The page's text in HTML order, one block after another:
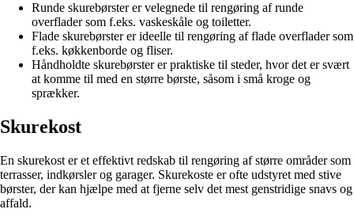
Runde skurebørster er velegnede til rengøring af runde
overflader som f.eks. vaskeskåle og toiletter.
Flade skurebørster er ideelle til rengøring af flade overflader som
f.eks. køkkenborde og fliser.
Håndholdte skurebørster er praktiske til steder, hvor det er svært
at komme til med en større børste, såsom i små kroge og
sprækker.
Skurekost
En skurekost er et effektivt redskab til rengøring af større områder som
terrasser, indkørsler og garager. Skurekoste er ofte udstyret med stive
børster, der kan hjælpe med at fjerne selv det mest genstridige snavs og
affald.